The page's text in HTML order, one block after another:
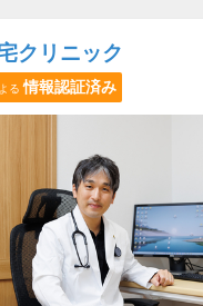
クリニック
る 情報認証済み